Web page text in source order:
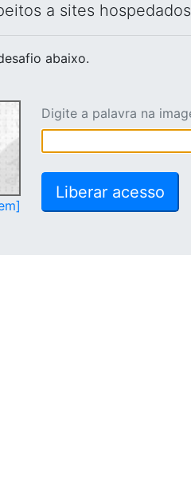
a sites
abaixo.
Digite a palavra na